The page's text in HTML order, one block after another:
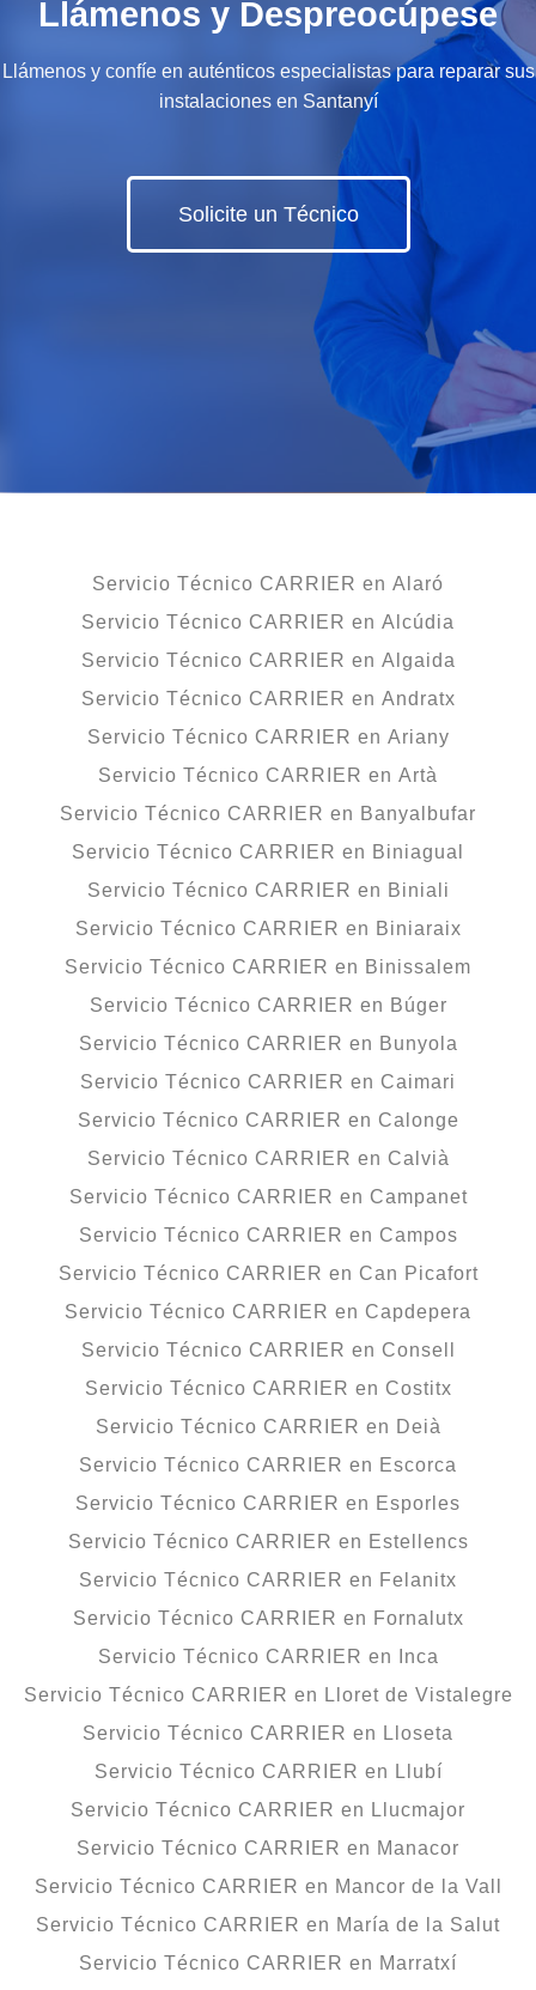
Llámenos y Despreocúpese
Llámenos y confíe en auténticos especialistas para reparar sus
instalaciones en Santanyí
Solicite un Técnico
Servicio Técnico CARRIER en Alaró
Servicio Técnico CARRIER en Alcúdia
Servicio Técnico CARRIER en Algaida
Servicio Técnico CARRIER en Andratx
Servicio Técnico CARRIER en Ariany
Servicio Técnico CARRIER en Artà
Servicio Técnico CARRIER en Banyalbufar
Servicio Técnico CARRIER en Biniagual
Servicio Técnico CARRIER en Biniali
Servicio Técnico CARRIER en Biniaraix
Servicio Técnico CARRIER en Binissalem
Servicio Técnico CARRIER en Búger
Servicio Técnico CARRIER en Bunyola
Servicio Técnico CARRIER en Caimari
Servicio Técnico CARRIER en Calonge
Servicio Técnico CARRIER en Calvià
Servicio Técnico CARRIER en Campanet
Servicio Técnico CARRIER en Campos
Servicio Técnico CARRIER en Can Picafort
Servicio Técnico CARRIER en Capdepera
Servicio Técnico CARRIER en Consell
Servicio Técnico CARRIER en Costitx
Servicio Técnico CARRIER en Deià
Servicio Técnico CARRIER en Escorca
Servicio Técnico CARRIER en Esporles
Servicio Técnico CARRIER en Estellencs
Servicio Técnico CARRIER en Felanitx
Servicio Técnico CARRIER en Fornalutx
Servicio Técnico CARRIER en Inca
Servicio Técnico CARRIER en Lloret de Vistalegre
Servicio Técnico CARRIER en Lloseta
Servicio Técnico CARRIER en Llubí
Servicio Técnico CARRIER en Llucmajor
Servicio Técnico CARRIER en Manacor
Servicio Técnico CARRIER en Mancor de la Vall
Servicio Técnico CARRIER en María de la Salut
Servicio Técnico CARRIER en Marratxí